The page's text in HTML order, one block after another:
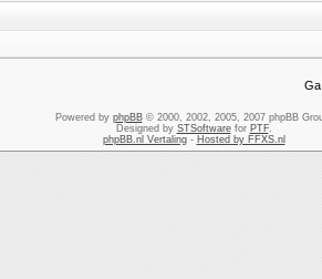
Powered by phpBB© 2000, 2002, 2005, 2007 phpBB
Designed by STSoftwarefor PTF.
phpBB.nl Vertaling- Hosted by FFXS.nl